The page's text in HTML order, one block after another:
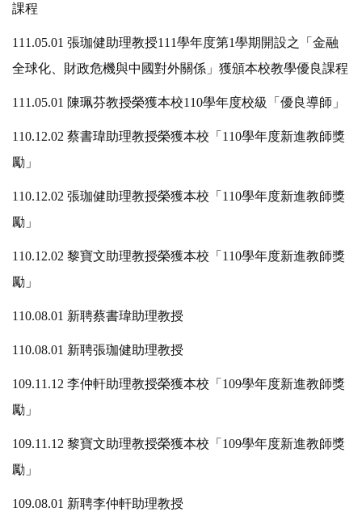
課程
111.05.01 張珈健助理教授111學年度第1學期開設之「金融
全球化、財政危機與中國對外關係」獲頒本校教學優良課程
111.05.01 陳珮芬教授榮獲本校110學年度校級「優良導師」
110.12.02 蔡書瑋助理教授榮獲本校「110學年度新進教師獎
勵」
110.12.02 張珈健助理教授榮獲本校「110學年度新進教師獎
勵」
110.12.02 黎寶文助理教授榮獲本校「110學年度新進教師獎
勵」
110.08.01 新聘蔡書瑋助理教授
110.08.01 新聘張珈健助理教授
109.11.12 李仲軒助理教授榮獲本校「109學年度新進教師獎
勵」
109.11.12 黎寶文助理教授榮獲本校「109學年度新進教師獎
勵」
109.08.01 新聘李仲軒助理教授